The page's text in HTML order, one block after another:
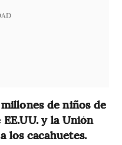
millones de niños de
y la Unión
los cacahuetes.